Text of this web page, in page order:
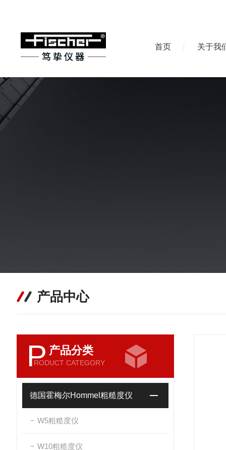
首页 关于我
产品中心
P 产品分类
RODUCT CATEGORY
德国霍梅尔Hommel粗糙度仪
W5粗糙度仪
W10粗糙度仪